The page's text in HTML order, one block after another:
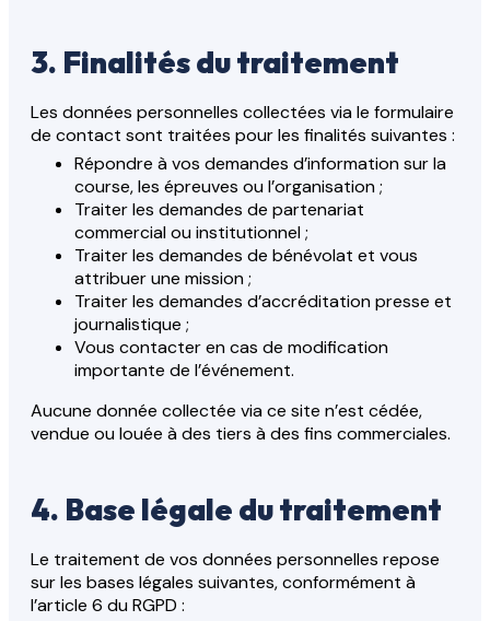
3. Finalités du traitement
Les données personnelles collectées via le formulaire
de contact sont traitées pour les finalités suivantes :
Répondre à vos demandes d’information sur la
course, les épreuves ou l’organisation ;
Traiter les demandes de partenariat
commercial ou institutionnel ;
Traiter les demandes de bénévolat et vous
attribuer une mission ;
Traiter les demandes d’accréditation presse et
journalistique ;
Vous contacter en cas de modification
importante de l’événement.
Aucune donnée collectée via ce site n’est cédée,
vendue ou louée à des tiers à des fins commerciales.
4. Base légale du traitement
Le traitement de vos données personnelles repose
sur les bases légales suivantes, conformément à
l’article 6 du RGPD :